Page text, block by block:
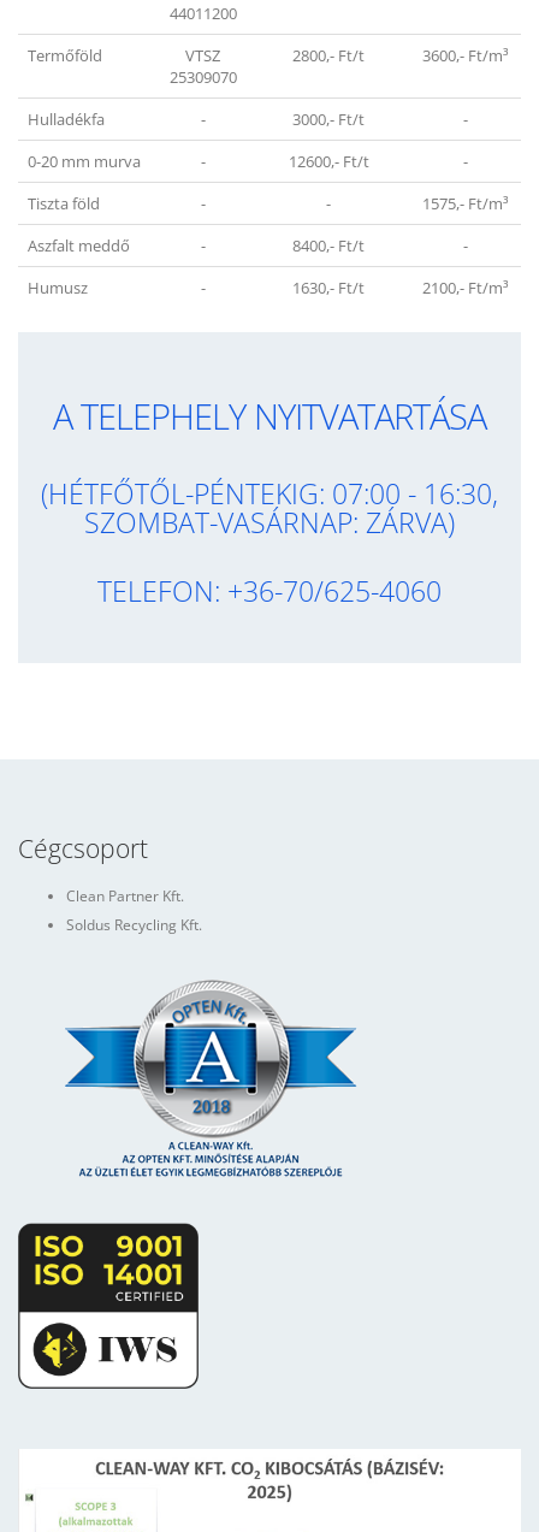
44011200
Termőföld
VTSZ
25309070
2800,- Ft/t 3600,- Ft/m³
Hulladékfa - 3000,- Ft/t
-
0-20 mm murva
- 12600,- Ft/t
-
Tiszta föld
- -
1575,- Ft/m³
Aszfalt meddő
- 8400,- Ft/t
-
Humusz
- 1630,- Ft/t 2100,- Ft/m³
A TELEPHELY NYITVATARTÁSA
(HÉTFŐTŐL-PÉNTEKIG: 07:00 - 16:30,
SZOMBAT-VASÁRNAP: ZÁRVA)
TELEFON: +36-70/625-4060
Cégcsoport
Clean Partner Kft.
Soldus Recycling Kft.